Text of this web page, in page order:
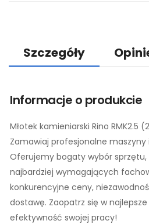
Szczegóły
Informacje o produkcie
Młotek kamieniarski Rino RMK2.5
Zamawiaj profesjonalne maszyny
Oferujemy bogaty wybór
najbardziej wymagających
konkurencyjne ceny,
dostawę. Zaopatrz się w
efektywność swojej pracy!